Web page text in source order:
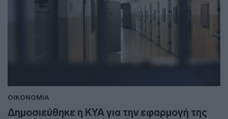
ΟΙΚΟΝΟΜΙΑ
Δημοσιεύθηκε η ΚΥΑ για την εφαρμογή της